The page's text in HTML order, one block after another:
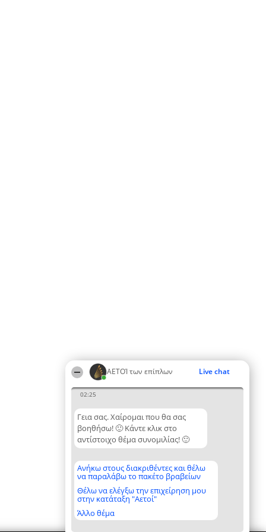
ΑΕΤΟΊ των επίπλων Live chat
02:25
Γεια σας. Χαίρομαι που θα σας
βοηθήσω! 🙂 Κάντε κλικ στο
αντίστοιχο θέμα συνομιλίας! 🙂
Ανήκω στους διακριθέντες και θέλω
να παραλάβω το πακέτο βραβείων
Θέλω να ελέγξω την επιχείρηση μου
στην κατάταξη "Αετοί"
Άλλο θέμα